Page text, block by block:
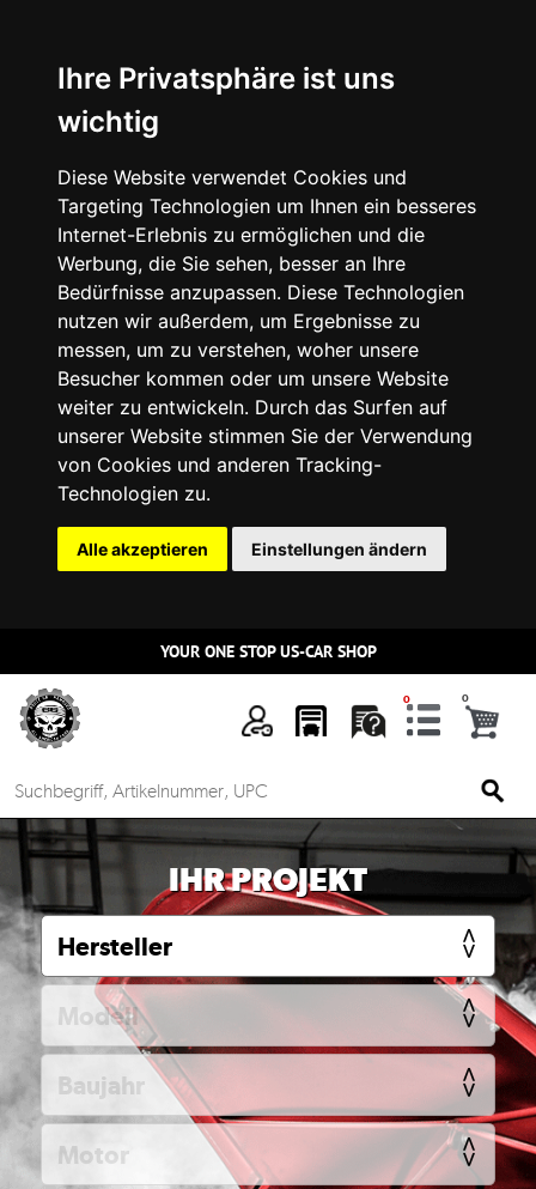
Ihre Privatsphäre ist uns
wichtig
Diese Website verwendet Cookies und
Targeting Technologien um Ihnen ein besseres
Internet-Erlebnis zu ermöglichen und die
Werbung, die Sie sehen, besser an Ihre
Bedürfnisse anzupassen. Diese Technologien
nutzen wir außerdem, um Ergebnisse zu
messen, um zu verstehen, woher unsere
Besucher kommen oder um unsere Website
weiter zu entwickeln. Durch das Surfen auf
unserer Website stimmen Sie der Verwendung
von Cookies und anderen Tracking-
Technologien zu.
Alle akzeptieren Einstellungen ändern
n
YOUR ONE STOP US-CAR SHOP
Mein
Account
Anmelden
Ersatzteilsuche
KFZ
Zubehör
IHR PROJEKT